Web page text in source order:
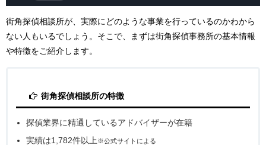
街角探偵相談所が、実際にどのような事業を行っているのかわから
ない人もいるでしょう。そこで、まずは街角探偵事務所の基本情報
や特徴をご紹介します。
街角探偵相談所の特徴
探偵業界に精通しているアドバイザーが在籍
実績は1,782件以上 ※公式サイトによる